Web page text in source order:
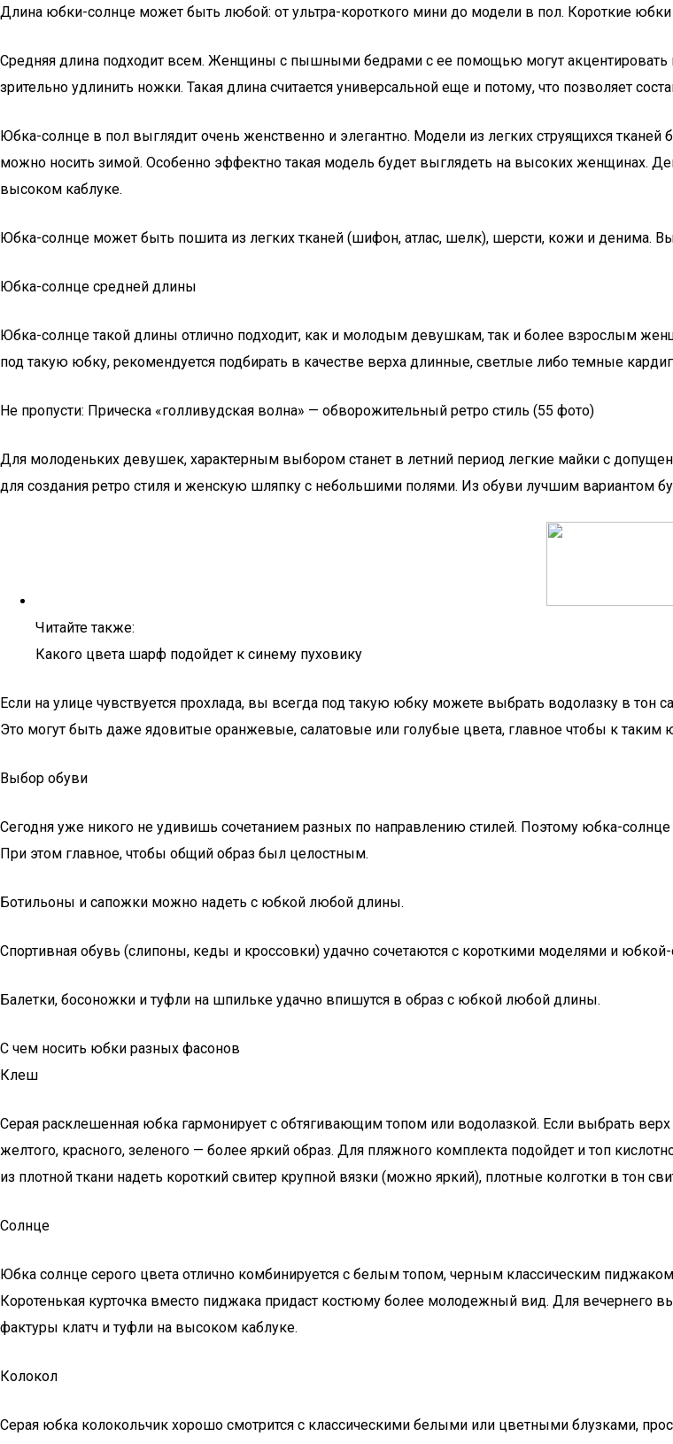
Длина юбки-солнце может быть любой: от ультра-короткого мини до модели в пол. Короткие
Средняя длина подходит всем. Женщины с пышными бедрами с ее помощью могут
зрительно удлинить ножки. Такая длина считается универсальной еще и потому, что позволяет
Юбка-солнце в пол выглядит очень женственно и элегантно. Модели из легких струящихся
можно носить зимой. Особенно эффектно такая модель будет выглядеть на высоких женщинах.
высоком каблуке.
Юбка-солнце может быть пошита из легких тканей (шифон, атлас, шелк), шерсти, кожи и денима.
Юбка-солнце средней длины
Юбка-солнце такой длины отлично подходит, как и молодым девушкам, так и более взрослым
под такую юбку, рекомендуется подбирать в качестве верха длинные, светлые либо темные
Не пропусти: Прическа «голливудская волна» — обворожительный ретро стиль (55 фото)
Для молоденьких девушек, характерным выбором станет в летний период легкие майки с
для создания ретро стиля и женскую шляпку с небольшими полями. Из обуви лучшим вариантом
Читайте также:
Какого цвета шарф подойдет к синему пуховику
Если на улице чувствуется прохлада, вы всегда под такую юбку можете выбрать водолазку в
Это могут быть даже ядовитые оранжевые, салатовые или голубые цвета, главное чтобы к
Выбор обуви
Сегодня уже никого не удивишь сочетанием разных по направлению стилей. Поэтому юбка-
При этом главное, чтобы общий образ был целостным.
Ботильоны и сапожки можно надеть с юбкой любой длины.
Спортивная обувь (слипоны, кеды и кроссовки) удачно сочетаются с короткими моделями и
Балетки, босоножки и туфли на шпильке удачно впишутся в образ с юбкой любой длины.
С чем носить юбки разных фасонов
Клеш
Серая расклешенная юбка гармонирует с обтягивающим топом или водолазкой. Если выбрать
желтого, красного, зеленого — более яркий образ. Для пляжного комплекта подойдет и топ
из плотной ткани надеть короткий свитер крупной вязки (можно яркий), плотные колготки в тон
Солнце
Юбка солнце серого цвета отлично комбинируется с белым топом, черным классическим
Коротенькая курточка вместо пиджака придаст костюму более молодежный вид. Для вечернего
фактуры клатч и туфли на высоком каблуке.
Колокол
Серая юбка колокольчик хорошо смотрится с классическими белыми или цветными блузками,